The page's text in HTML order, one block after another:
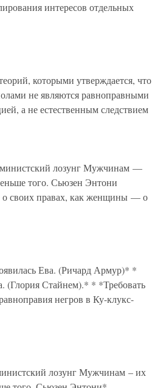
интересов отдельных
которыми утверждается, что
не являются равноправными
а не естественным следствием
лозунг Мужчинам —
того. Сьюзен Энтони
о своих правах, как женщины — о
Ева. (Ричард Армур)* *
(Глория Стайнем).* * *Требовать
негров в Ку-клукс-
лозунг Мужчинам – их